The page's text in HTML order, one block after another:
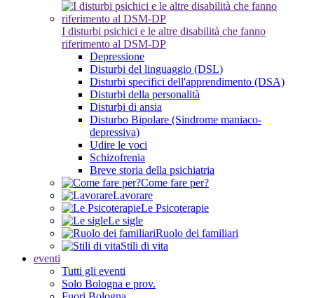
I disturbi psichici e le altre disabilità che fanno
riferimento al DSM-DP
Depressione
Disturbi del linguaggio (DSL)
Disturbi specifici dell'apprendimento (DSA)
Disturbi della personalità
Disturbi di ansia
Disturbo Bipolare (Sindrome maniaco-
depressiva)
Udire le voci
Schizofrenia
Breve storia della psichiatria
Come fare per?
Lavorare
Le Psicoterapie
Le sigle
Ruolo dei familiari
Stili di vita
eventi
Tutti gli eventi
Solo Bologna e prov.